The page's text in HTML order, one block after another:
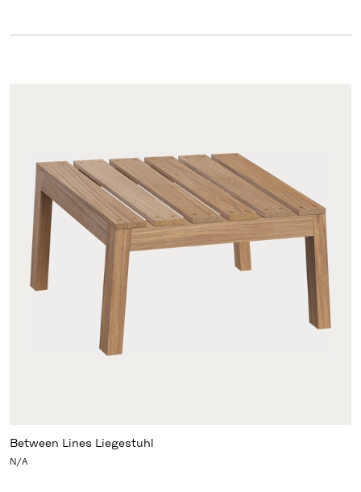
Between Lines Liegestuhl
N/A